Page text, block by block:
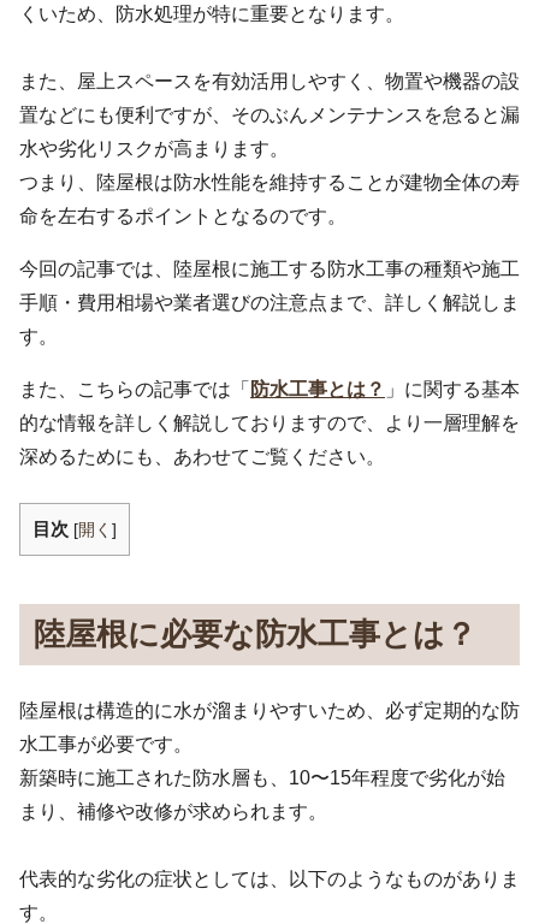
くいため、防水処理が特に重要となります。
また、屋上スペースを有効活用しやすく、物置や機器の設
置などにも便利ですが、そのぶんメンテナンスを怠ると漏
水や劣化リスクが高まります。
つまり、陸屋根は防水性能を維持することが建物全体の寿
命を左右するポイントとなるのです。
今回の記事では、陸屋根に施工する防水工事の種類や施工
手順・費用相場や業者選びの注意点まで、詳しく解説しま
す。
また、こちらの記事では「 防水工事とは？ 」に関する基本
的な情報を詳しく解説しておりますので、より一層理解を
深めるためにも、あわせてご覧ください。
目次 [開く ]
陸屋根に必要な防水工事とは？
陸屋根は構造的に水が溜まりやすいため、必ず定期的な防
水工事が必要です。
新築時に施工された防水層も、10〜15年程度で劣化が始
まり、補修や改修が求められます。
代表的な劣化の症状としては、以下のようなものがありま
す。